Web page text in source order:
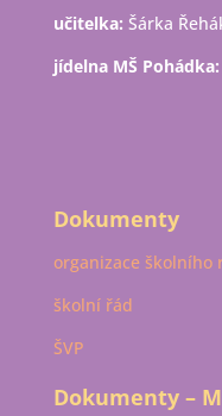
učitelka: Šárka
jídelna MŠ Pohádka:
Dokumenty
organizace školního
školní řád
ŠVP
Dokumenty –